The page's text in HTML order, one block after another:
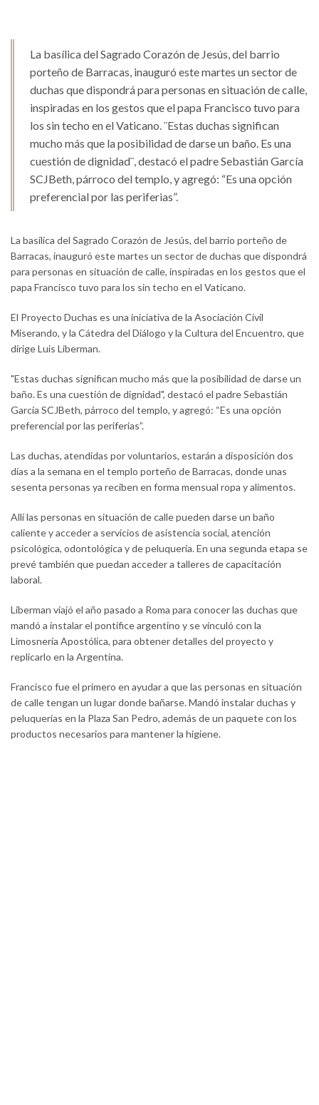
La basílica del Sagrado Corazón de Jesús, del barrio
porteño de Barracas, inauguró este martes un sector de
duchas que dispondrá para personas en situación de calle,
inspiradas en los gestos que el papa Francisco tuvo para
los sin techo en el Vaticano. ¨Estas duchas significan
mucho más que la posibilidad de darse un baño. Es una
cuestión de dignidad¨, destacó el padre Sebastián García
SCJBeth, párroco del templo, y agregó: “Es una opción
preferencial por las periferias”.
La basílica del Sagrado Corazón de Jesús, del barrio porteño de
Barracas, inauguró este martes un sector de duchas que dispondrá
para personas en situación de calle, inspiradas en los gestos que el
papa Francisco tuvo para los sin techo en el Vaticano.
El Proyecto Duchas es una iniciativa de la Asociación Civil
Miserando, y la Cátedra del Diálogo y la Cultura del Encuentro, que
dirige Luis Liberman.
"Estas duchas significan mucho más que la posibilidad de darse un
baño. Es una cuestión de dignidad", destacó el padre Sebastián
García SCJBeth, párroco del templo, y agregó: “Es una opción
preferencial por las periferias”.
Las duchas, atendidas por voluntarios, estarán a disposición dos
días a la semana en el templo porteño de Barracas, donde unas
sesenta personas ya reciben en forma mensual ropa y alimentos.
Allí las personas en situación de calle pueden darse un baño
caliente y acceder a servicios de asistencia social, atención
psicológica, odontológica y de peluquería. En una segunda etapa se
prevé también que puedan acceder a talleres de capacitación
laboral.
Liberman viajó el año pasado a Roma para conocer las duchas que
mandó a instalar el pontífice argentino y se vinculó con la
Limosnería Apostólica, para obtener detalles del proyecto y
replicarlo en la Argentina.
Francisco fue el primero en ayudar a que las personas en situación
de calle tengan un lugar donde bañarse. Mandó instalar duchas y
peluquerías en la Plaza San Pedro, además de un paquete con los
productos necesarios para mantener la higiene.